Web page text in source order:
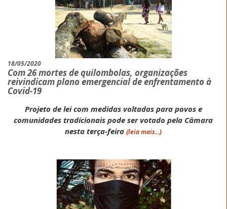
18/05/2020
Com 26 mortes de quilombolas, organizações
reivindicam plano emergencial de enfrentamento à
Covid-19
Projeto de lei com medidas voltadas para povos e
comunidades tradicionais pode ser votado pela Câmara
nesta terça-feira {leia mais...}